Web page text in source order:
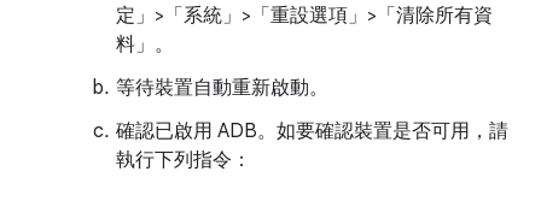
定」>「系統」>「重設選項」>「清除所有資
料」 。
等待裝置自動重新啟動。
確認已啟用 ADB。如要確認裝置是否可用，請
執行下列指令：